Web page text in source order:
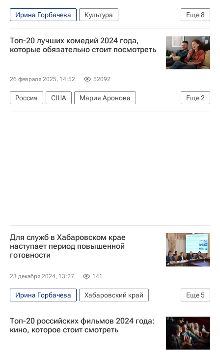
Еще8
Ирина Горбачева
Культура
Владимир Котт
Рубен Дишдишян
Кино
что посмотреть
звезды
Знаменитости
Топ-20 лучших комедий 2024 года,
которые обязательно стоит посмотреть
26 февраля 2025, 14:52 52092
Еще2
Россия США
Мария Аронова
Райан Рейнольдс
Иванушки International
Для служб в Хабаровском крае
наступает период повышенной
готовности
23 декабря 2024, 13:27 141
Еще5
Ирина Горбачева
Хабаровский край
Хабаровский край
Москва
Охотск
Дмитрий Демешин
Аэрофлот
Топ-20 российских фильмов 2024 года:
кино, которое стоит смотреть